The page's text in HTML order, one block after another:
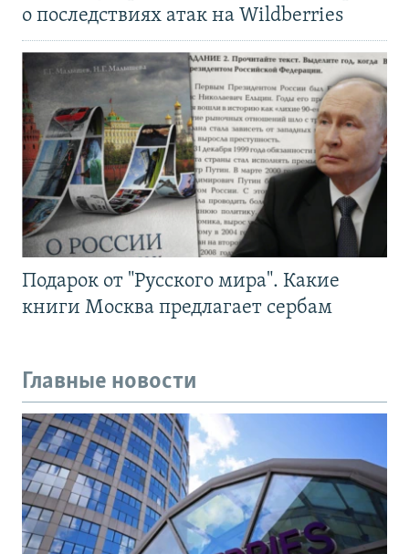
о последствиях атак на Wildberries
Подарок от "Русского мира". Какие
книги Москва предлагает сербам
Главные новости